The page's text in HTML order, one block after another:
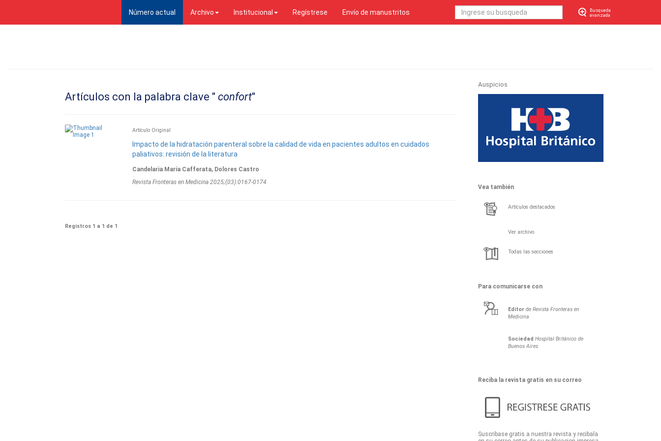
Número actual (current)
Archivo Institucional Regístrese Envío de manustritos
Busqueda
avanzada
Artículos con la palabra clave " confort"
Artí­culo Original
Impacto de la hidratación parenteral sobre la calidad de vida en pacientes adultos en cuidados
paliativos: revisión de la literatura
Candelaria María Cafferata, Dolores Castro
Revista Fronteras en Medicina 2025;(03):0167-0174
Registros 1 a 1 de 1
Auspicios
Vea también
Artículos destacados
Ver archivo
Todas las secciones
Para comunicarse con
Editor de Revista Fronteras en
Medicina
Sociedad Hospital Británico de
Buenos Aires
Reciba la revista gratis en su correo
Suscribase gratis a nuestra revista y recibala